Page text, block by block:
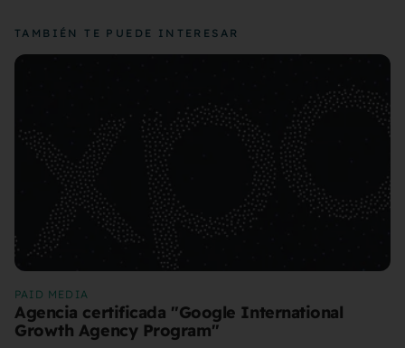
TAMBIÉN TE PUEDE INTERESAR
PAID MEDIA
Agencia certificada "Google International
Growth Agency Program"